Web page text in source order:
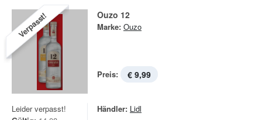
Verpasst! Ouzo 12
Marke: Ouzo
Preis: € 9,99
Leider verpasst!
Händler: Lidl